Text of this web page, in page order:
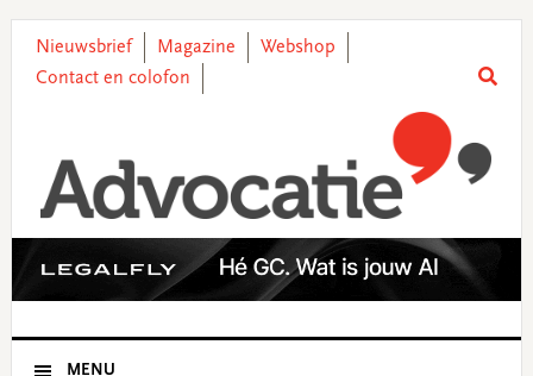
primary
main
primary
footer
Nieuwsbrief Magazine
Webshop
Contact en colofon
MENU